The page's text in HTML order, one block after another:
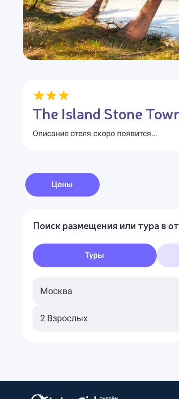
The Island Stone
Описание отеля скоро появится...
Цены
Поиск размещения или тура в
Туры